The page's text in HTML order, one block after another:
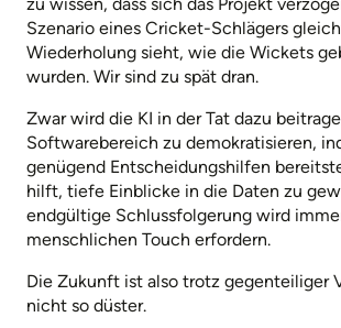
zu wissen, dass sich das Projekt
Szenario eines Cricket-Schlägers
Wiederholung sieht, wie die Wickets
wurden. Wir sind zu spät dran.
Zwar wird die KI in der Tat dazu
Softwarebereich zu demokratisieren,
genügend Entscheidungshilfen
hilft, tiefe Einblicke in die Daten zu
endgültige Schlussfolgerung wird
menschlichen Touch erfordern.
Die Zukunft ist also trotz gegenteiliger
nicht so düster.